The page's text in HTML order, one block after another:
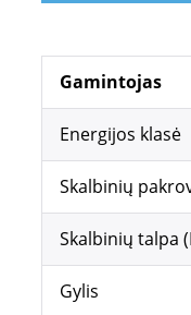
Gamintojas
Energijos klasė
Skalbinių
Skalbinių talpa
Gylis